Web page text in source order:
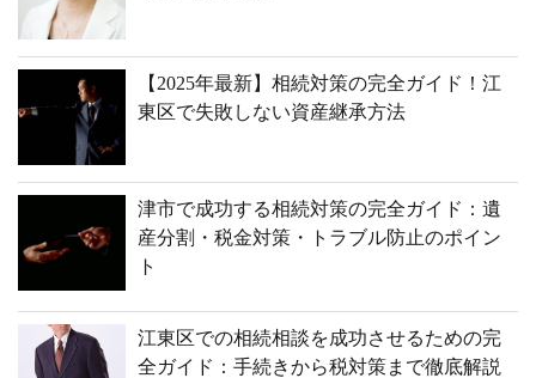
【2025年最新】相続対策の完全ガイド！江
東区で失敗しない資産継承方法
津市で成功する相続対策の完全ガイド：遺
産分割・税金対策・トラブル防止のポイン
ト
江東区での相続相談を成功させるための完
全ガイド：手続きから税対策まで徹底解説